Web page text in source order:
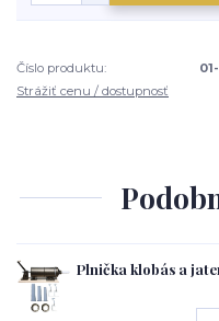
Číslo produktu:
Strážiť cenu / dostupnosť
Plnička klobás a